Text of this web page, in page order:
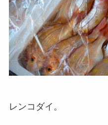
レンコダイ。